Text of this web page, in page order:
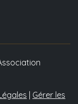
Gérer les